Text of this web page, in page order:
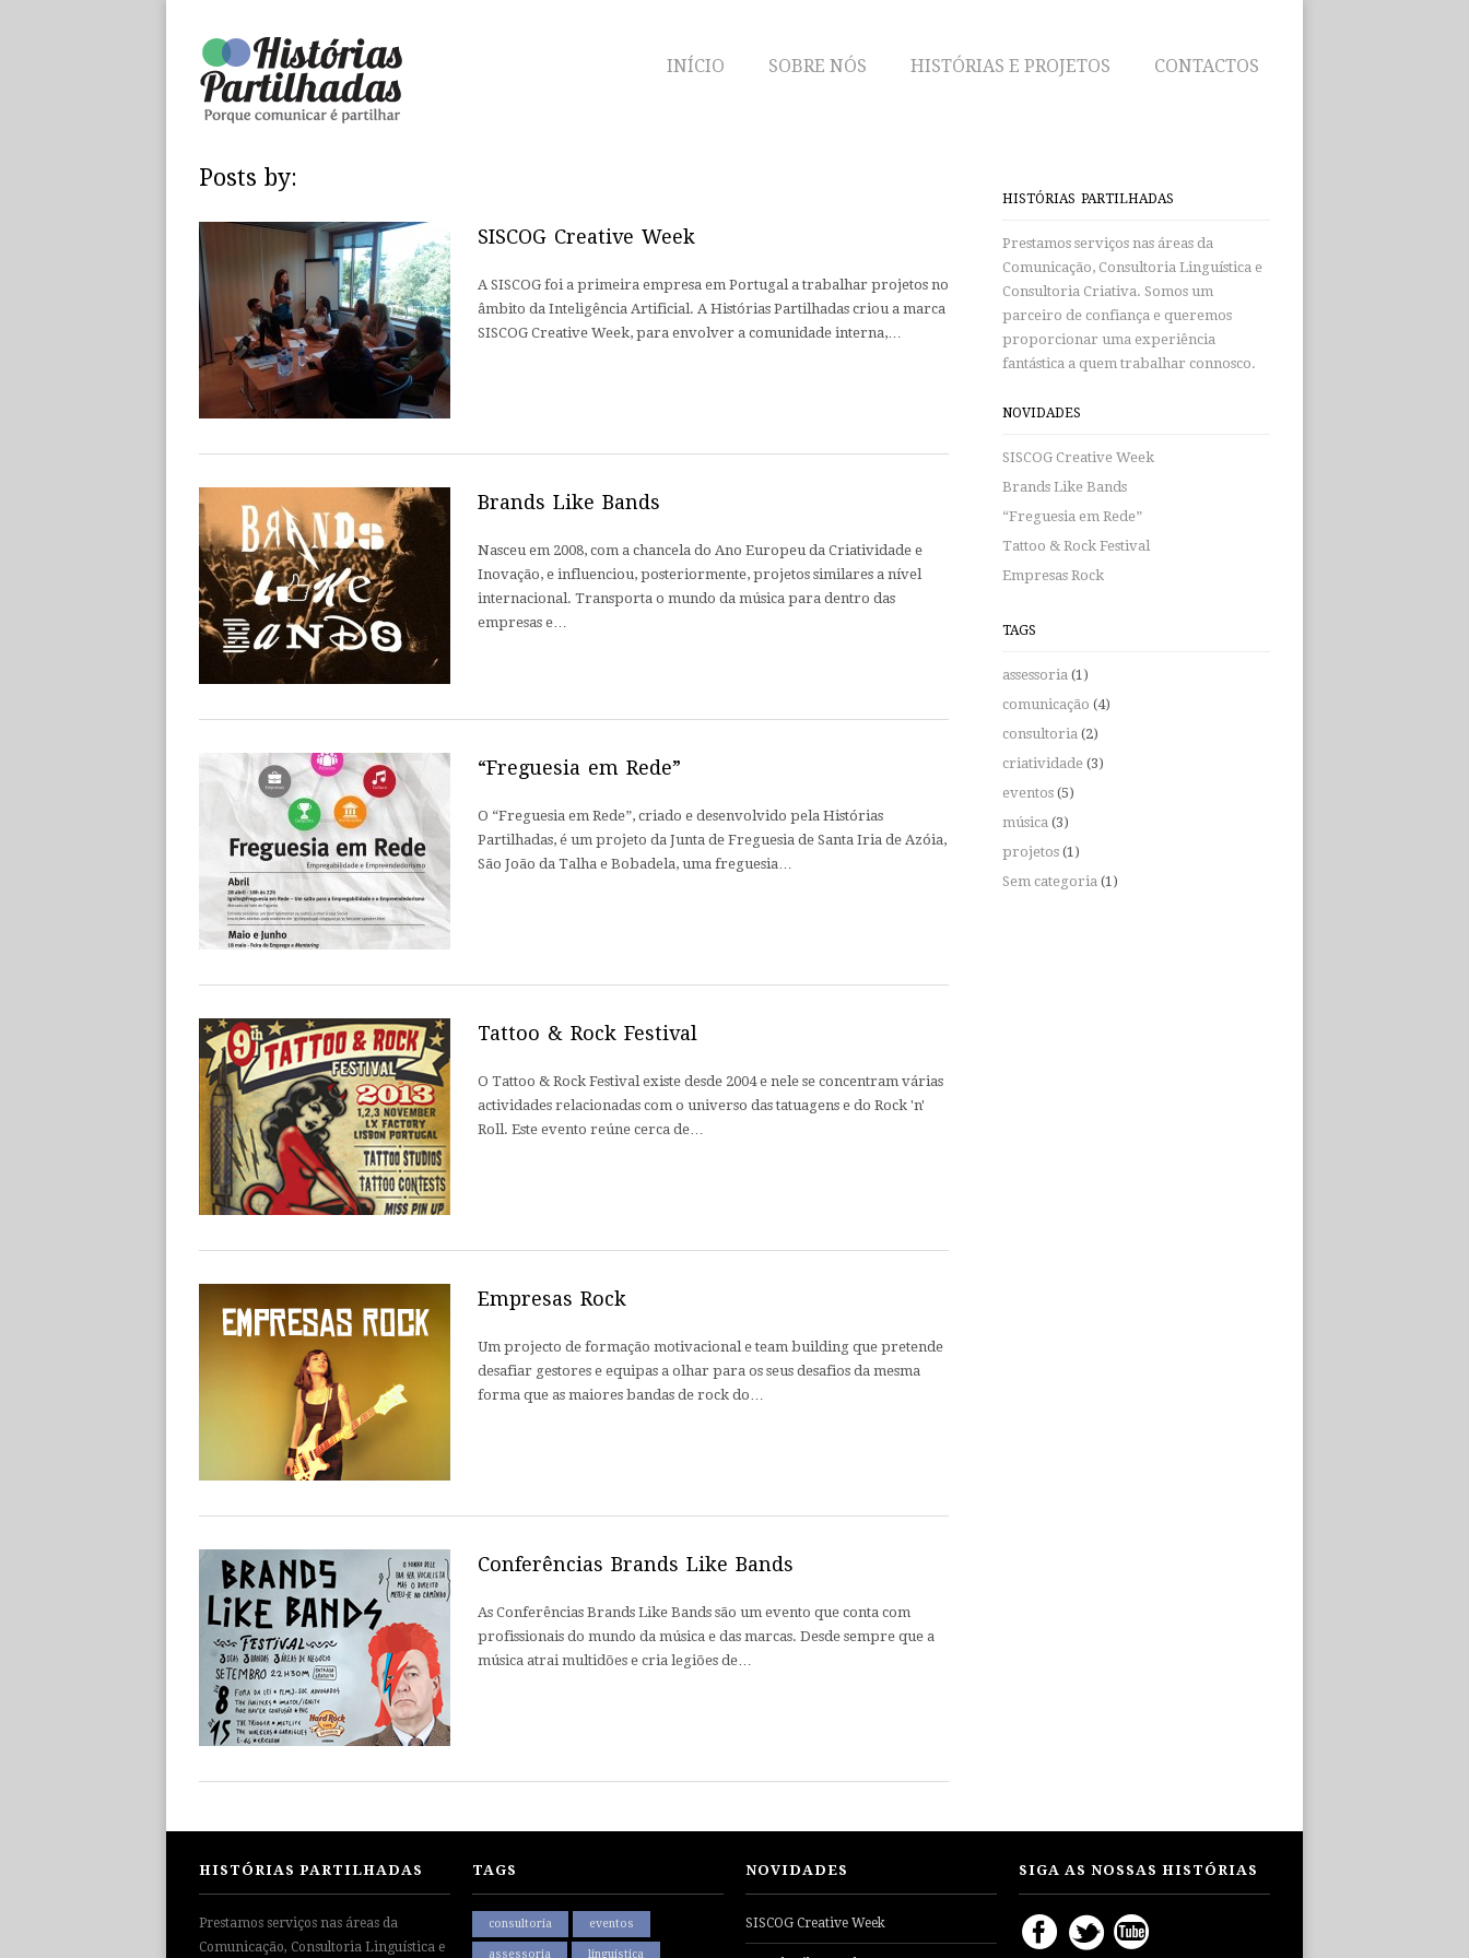
INÍCIO SOBRE NÓS HISTÓRIAS E PROJETOS CONTACTOS
Posts by:
SISCOG Creative Week
A SISCOG foi a primeira empresa em Portugal a trabalhar projetos no
âmbito da Inteligência Artificial. A Histórias Partilhadas criou a marca
SISCOG Creative Week, para envolver a comunidade interna,…
Brands Like Bands
Nasceu em 2008, com a chancela do Ano Europeu da Criatividade e
Inovação, e influenciou, posteriormente, projetos similares a nível
internacional. Transporta o mundo da música para dentro das
empresas e…
“Freguesia em Rede”
O “Freguesia em Rede”, criado e desenvolvido pela Histórias
Partilhadas, é um projeto da Junta de Freguesia de Santa Iria de Azóia,
São João da Talha e Bobadela, uma freguesia…
Tattoo & Rock Festival
O Tattoo & Rock Festival existe desde 2004 e nele se concentram várias
actividades relacionadas com o universo das tatuagens e do Rock 'n'
Roll. Este evento reúne cerca de…
Empresas Rock
Um projecto de formação motivacional e team building que pretende
desafiar gestores e equipas a olhar para os seus desafios da mesma
forma que as maiores bandas de rock do…
Conferências Brands Like Bands
As Conferências Brands Like Bands são um evento que conta com
profissionais do mundo da música e das marcas. Desde sempre que a
música atrai multidões e cria legiões de…
HISTÓRIAS PARTILHADAS
Prestamos serviços nas áreas da
Comunicação, Consultoria Linguística e
Consultoria Criativa. Somos um
parceiro de confiança e queremos
proporcionar uma experiência
fantástica a quem trabalhar connosco.
NOVIDADES
SISCOG Creative Week
Brands Like Bands
“Freguesia em Rede”
Tattoo & Rock Festival
Empresas Rock
TAGS
assessoria (1)
comunicação (4)
consultoria (2)
criatividade (3)
eventos (5)
música (3)
projetos (1)
Sem categoria (1)
HISTÓRIAS PARTILHADAS
Prestamos serviços nas áreas da
Comunicação, Consultoria Linguística e
TAGS
consultoria eventos
assessoria linguística
NOVIDADES
SISCOG Creative Week
SIGA AS NOSSAS HISTÓRIAS